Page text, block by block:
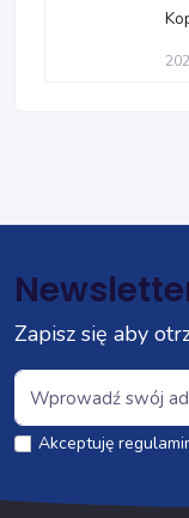
Zapisz się aby
Akceptuję